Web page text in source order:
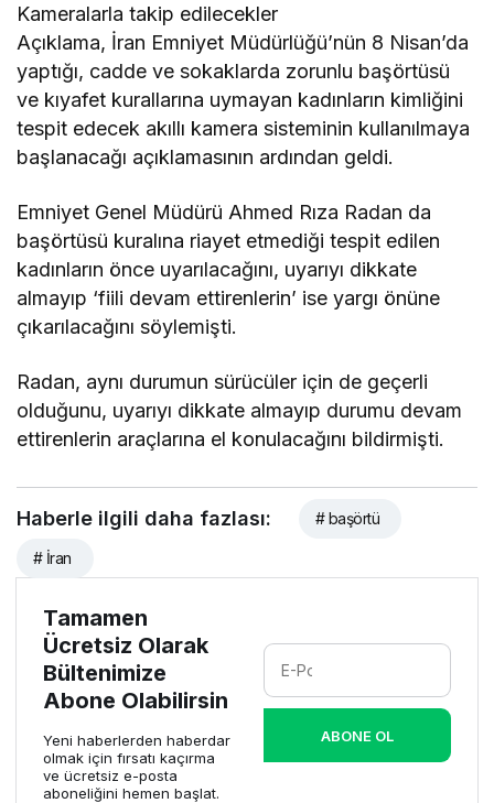
Kameralarla takip edilecekler
Açıklama, İran Emniyet Müdürlüğü’nün 8 Nisan’da
yaptığı, cadde ve sokaklarda zorunlu başörtüsü
ve kıyafet kurallarına uymayan kadınların kimliğini
tespit edecek akıllı kamera sisteminin kullanılmaya
başlanacağı açıklamasının ardından geldi.
Emniyet Genel Müdürü Ahmed Rıza Radan da
başörtüsü kuralına riayet etmediği tespit edilen
kadınların önce uyarılacağını, uyarıyı dikkate
almayıp ‘fiili devam ettirenlerin’ ise yargı önüne
çıkarılacağını söylemişti.
Radan, aynı durumun sürücüler için de geçerli
olduğunu, uyarıyı dikkate almayıp durumu devam
ettirenlerin araçlarına el konulacağını bildirmişti.
Haberle ilgili daha fazlası: # başörtü
# İran
Tamamen
Ücretsiz Olarak
Bültenimize
Abone Olabilirsin
Yeni haberlerden haberdar
olmak için fırsatı kaçırma
ve ücretsiz e-posta
aboneliğini hemen başlat.
ABONE OL